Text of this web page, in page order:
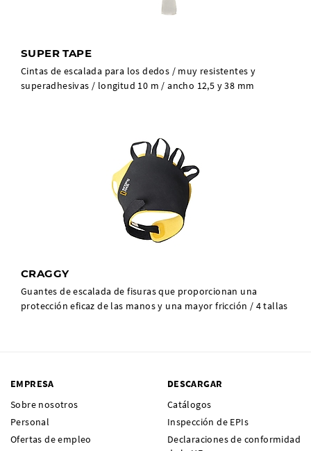
SUPER TAPE
Cintas de escalada para los dedos / muy resistentes y
superadhesivas / longitud 10 m / ancho 12,5 y 38 mm
CRAGGY
Guantes de escalada de fisuras que proporcionan una
protección eficaz de las manos y una mayor fricción / 4 tallas
EMPRESA
Sobre nosotros
Personal
Ofertas de empleo
DESCARGAR
Catálogos
Inspección de EPIs
Declaraciones de conformidad